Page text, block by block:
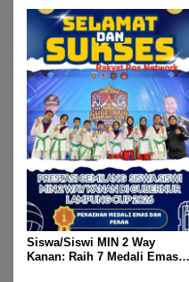
Siswa/Siswi MIN 2 Way
Kanan: Raih 7 Medali Emas